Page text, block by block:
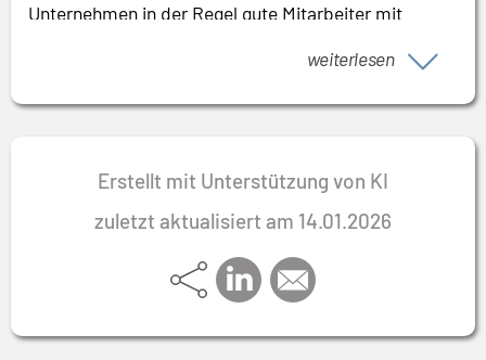
Unternehmen in der Regel gute Mitarbeiter mit
Lage, dieses Potenzial freizusetzen. Von besonderer
Bedeutung für ihn ist, dass alle ihr Tun in den Dienst
weiterlesen
Erstellt mit Unterstützung von KI
zuletzt aktualisiert am 14.01.2026